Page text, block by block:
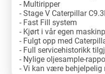
- Multiripper
- Stage V Caterpillar
- Fast Fill system
- Kjørt i vår egen
- Fulgt opp med
- Full servicehistorikk
- Nylige oljesample-
- Vi kan være behjelpelig